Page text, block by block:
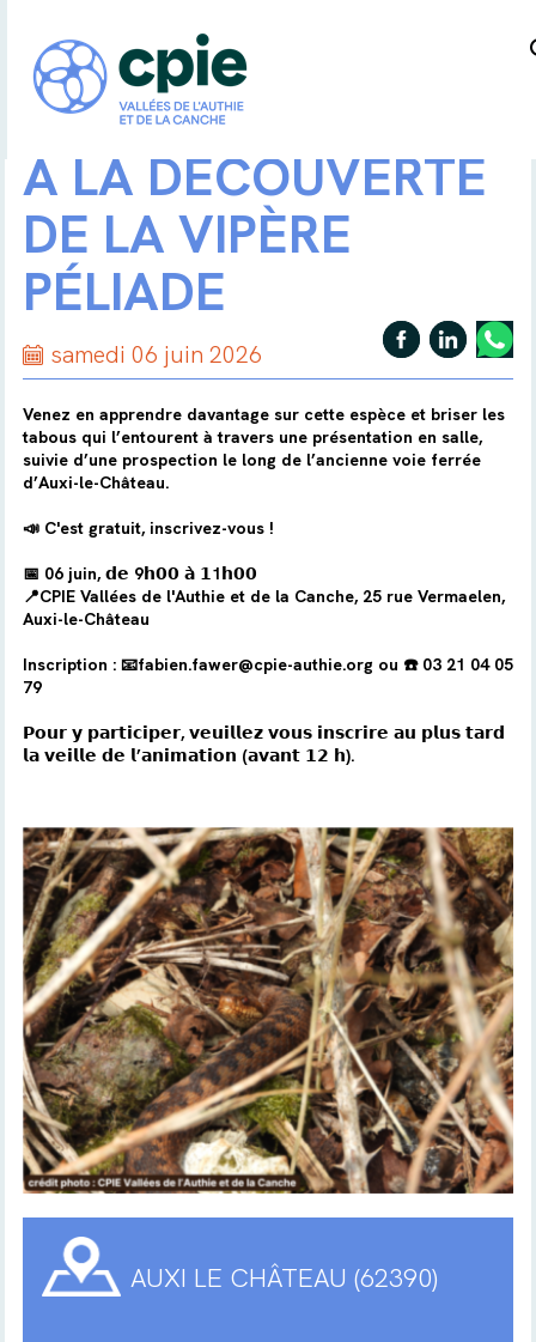
A LA DÉCOUVERTE
DE LA VIPÈRE
PÉLIADE
samedi 06 juin 2026
Venez en apprendre davantage sur cette espèce et briser les
tabous qui l’entourent à travers une présentation en salle,
suivie d’une prospection le long de l’ancienne voie ferrée
d’Auxi-le-Château.
📣 C'est gratuit, inscrivez-vous !
📅 06 juin, 𝗱𝗲 9𝗵𝟬𝟬 𝗮̀ 𝟭1𝗵𝟬𝟬
📍CPIE Vallées de l'Authie et de la Canche, 25 rue Vermaelen,
Auxi-le-Château
Inscription : 📧fabien.fawer@cpie-authie.org ou ☎️ 03 21 04 05
79
𝗣𝗼𝘂𝗿 𝘆 𝗽𝗮𝗿𝘁𝗶𝗰𝗶𝗽𝗲𝗿, 𝘃𝗲𝘂𝗶𝗹𝗹𝗲𝘇 𝘃𝗼𝘂𝘀 𝗶𝗻𝘀𝗰𝗿𝗶𝗿𝗲 𝗮𝘂 𝗽𝗹𝘂𝘀 𝘁𝗮𝗿𝗱
𝗹𝗮 𝘃𝗲𝗶𝗹𝗹𝗲 𝗱𝗲 𝗹’𝗮𝗻𝗶𝗺𝗮𝘁𝗶𝗼𝗻 (𝗮𝘃𝗮𝗻𝘁 𝟭𝟮 𝗵).
AUXI LE CHÂTEAU (62390)